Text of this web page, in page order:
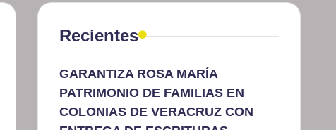
Recientes
GARANTIZA ROSA MARÍA
PATRIMONIO DE FAMILIAS EN
COLONIAS DE VERACRUZ CON